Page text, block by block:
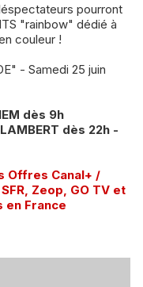
pourront
"rainbow" dédié à
couleur !
- Samedi 25 juin
dès 9h
dès 22h -
Offres Canal+ /
Zeop, GO TV et
en France